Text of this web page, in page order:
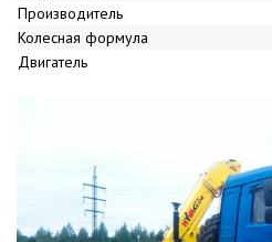
Производитель
Колесная формула
Двигатель